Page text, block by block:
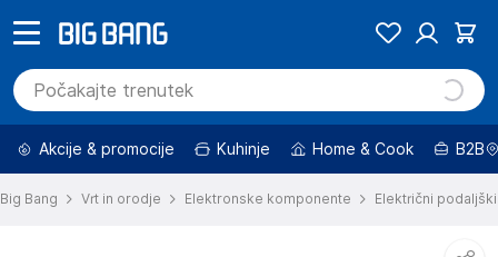
Akcije & promocije Kuhinje Home & Cook B2B
Big Bang Vrt in orodje Elektronske komponente Električni podaljški